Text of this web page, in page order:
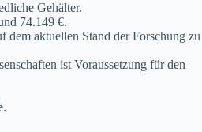
Gehälter.
74.149 €.
dem aktuellen Stand der Forschung zu
ist Voraussetzung für den
.